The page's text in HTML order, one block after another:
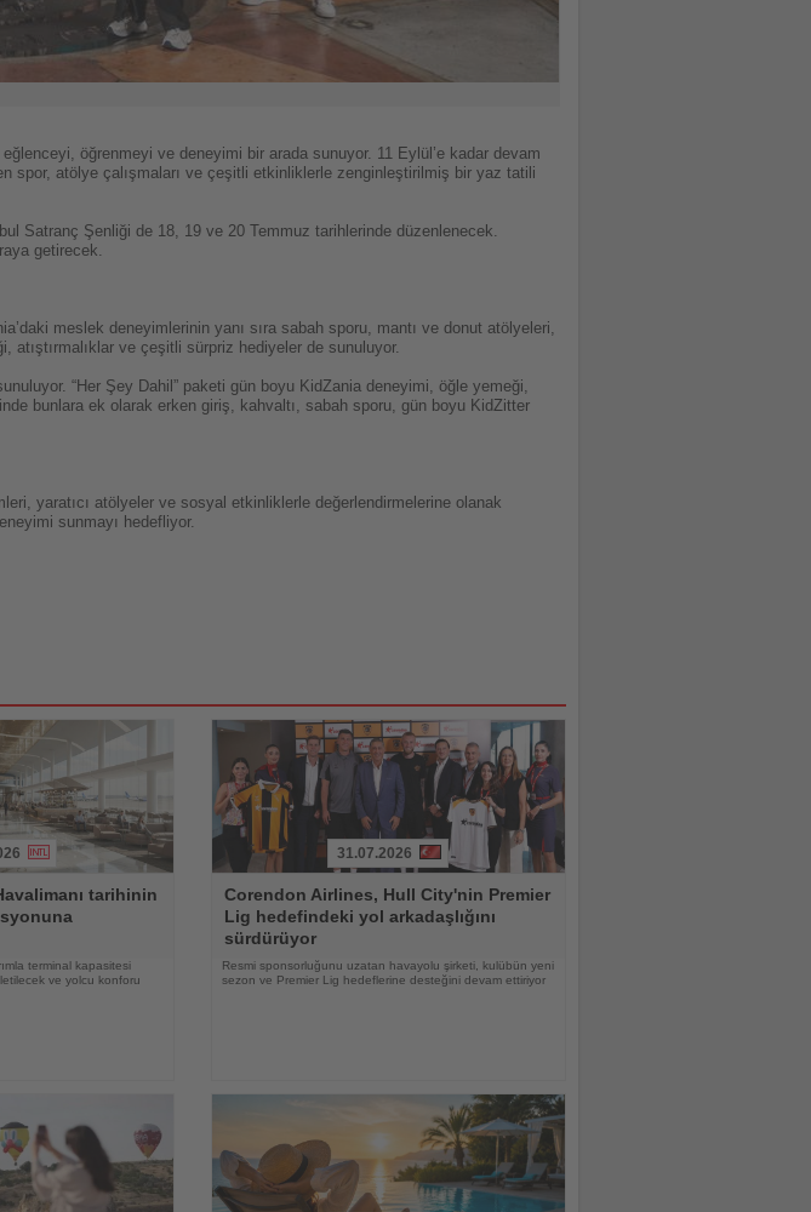
öğrenmeyi ve deneyimi bir arada sunuyor. 11 Eylül’e kadar devam
spor, atölye çalışmaları ve çeşitli etkinliklerle zenginleştirilmiş bir yaz tatili
Satranç Şenliği de 18, 19 ve 20 Temmuz tarihlerinde düzenlenecek.
getirecek.
meslek deneyimlerinin yanı sıra sabah sporu, mantı ve donut atölyeleri,
atıştırmalıklar ve çeşitli sürpriz hediyeler de sunuluyor.
“Her Şey Dahil” paketi gün boyu KidZania deneyimi, öğle yemeği,
bunlara ek olarak erken giriş, kahvaltı, sabah sporu, gün boyu KidZitter
yaratıcı atölyeler ve sosyal etkinliklerle değerlendirmelerine olanak
sunmayı hedefliyor.
tarihinin
terminal kapasitesi
ve yolcu konforu
Oku
31.07.2026
Corendon Airlines, Hull City'nin Premier
Lig hedefindeki yol arkadaşlığını
sürdürüyor
Resmi sponsorluğunu uzatan havayolu şirketi, kulübün yeni
sezon ve Premier Lig hedeflerine desteğini devam ettiriyor